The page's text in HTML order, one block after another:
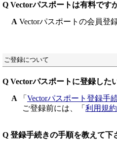
Q Vectorパスポートは有料です
A Vectorパスポートの会員登
ご登録について
Q Vectorパスポートに登録した
A 「 Vectorパスポート登録手
ご登録前には、「 利用規約
Q 登録手続きの手順を教えて下